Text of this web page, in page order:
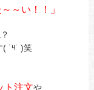
～い！！」
˙༥˙ )笑
ト注文や